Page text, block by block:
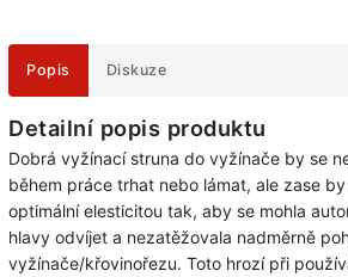
Popis Diskuze
Detailní popis produktu
Dobrá vyžínací struna do vyžínače by se
během práce trhat nebo lámat, ale zase
optimální elesticitou tak, aby se mohla
hlavy odvíjet a nezatěžovala nadměrně
vyžínače/křovinořezu. Toto hrozí při